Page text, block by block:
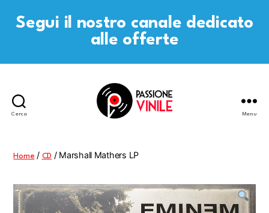
Segui il nostro canale dedicato
alle offerte
Cerca Menu
Home / CD / Marshall Mathers LP